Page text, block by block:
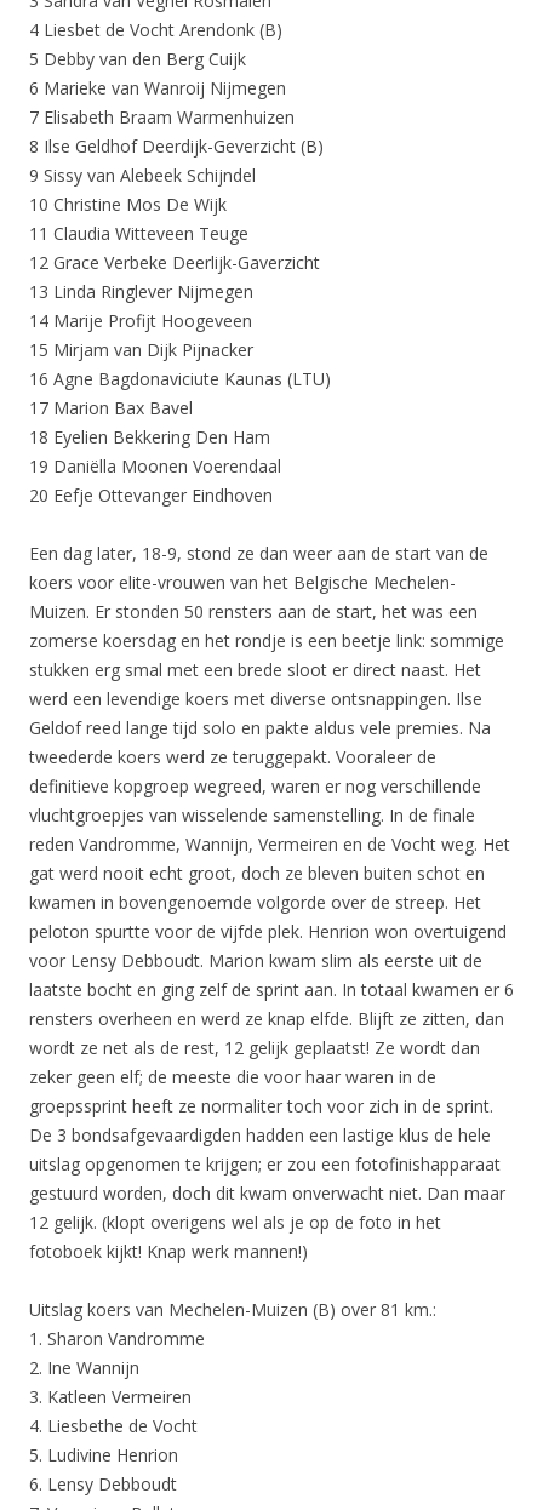
4 Liesbet de Vocht Arendonk (B)
5 Debby van den Berg Cuijk
6 Marieke van Wanroij Nijmegen
7 Elisabeth Braam Warmenhuizen
8 Ilse Geldhof Deerdijk-Geverzicht (B)
9 Sissy van Alebeek Schijndel
10 Christine Mos De Wijk
11 Claudia Witteveen Teuge
12 Grace Verbeke Deerlijk-Gaverzicht
13 Linda Ringlever Nijmegen
14 Marije Profijt Hoogeveen
15 Mirjam van Dijk Pijnacker
16 Agne Bagdonaviciute Kaunas (LTU)
17 Marion Bax Bavel
18 Eyelien Bekkering Den Ham
19 Daniëlla Moonen Voerendaal
20 Eefje Ottevanger Eindhoven
Een dag later, 18-9, stond ze dan weer aan de start van de
koers voor elite-vrouwen van het Belgische Mechelen-
Muizen. Er stonden 50 rensters aan de start, het was een
zomerse koersdag en het rondje is een beetje link: sommige
stukken erg smal met een brede sloot er direct naast. Het
werd een levendige koers met diverse ontsnappingen. Ilse
Geldof reed lange tijd solo en pakte aldus vele premies. Na
tweederde koers werd ze teruggepakt. Vooraleer de
definitieve kopgroep wegreed, waren er nog verschillende
vluchtgroepjes van wisselende samenstelling. In de finale
reden Vandromme, Wannijn, Vermeiren en de Vocht weg. Het
gat werd nooit echt groot, doch ze bleven buiten schot en
kwamen in bovengenoemde volgorde over de streep. Het
peloton spurtte voor de vijfde plek. Henrion won overtuigend
voor Lensy Debboudt. Marion kwam slim als eerste uit de
laatste bocht en ging zelf de sprint aan. In totaal kwamen er 6
rensters overheen en werd ze knap elfde. Blijft ze zitten, dan
wordt ze net als de rest, 12 gelijk geplaatst! Ze wordt dan
zeker geen elf; de meeste die voor haar waren in de
groepssprint heeft ze normaliter toch voor zich in de sprint.
De 3 bondsafgevaardigden hadden een lastige klus de hele
uitslag opgenomen te krijgen; er zou een fotofinishapparaat
gestuurd worden, doch dit kwam onverwacht niet. Dan maar
12 gelijk. (klopt overigens wel als je op de foto in het
fotoboek kijkt! Knap werk mannen!)
Uitslag koers van Mechelen-Muizen (B) over 81 km.:
1. Sharon Vandromme
2. Ine Wannijn
3. Katleen Vermeiren
4. Liesbethe de Vocht
5. Ludivine Henrion
6. Lensy Debboudt